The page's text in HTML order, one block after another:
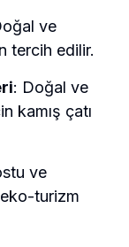
ve
tercih edilir.
: Doğal ve
kamış çatı
ve
turizm